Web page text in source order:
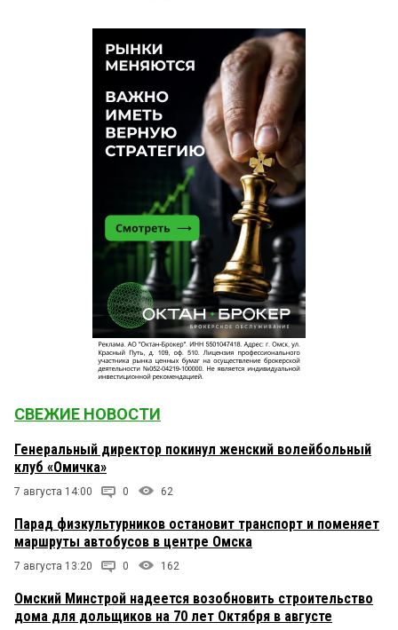
СВЕЖИЕ НОВОСТИ
Генеральный директор покинул женский волейбольный
клуб «Омичка»
7 августа 14:00 0 62
Парад физкультурников остановит транспорт и поменяет
маршруты автобусов в центре Омска
7 августа 13:20 0 162
Омский Минстрой надеется возобновить строительство
дома для дольщиков на 70 лет Октября в августе